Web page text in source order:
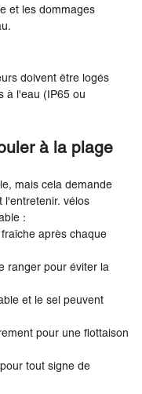
et les dommages
doivent être logés
à l'eau (IP65 ou
à la plage
mais cela demande
l'entretenir. vélos
:
après chaque
ranger pour éviter la
et le sel peuvent
pour une flottaison
pour tout signe de